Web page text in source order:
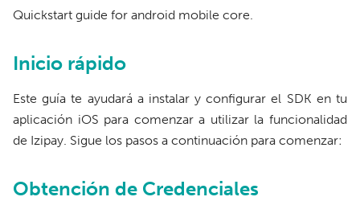
Quickstart guide for android mobile core.
Inicio rápido
Este guía te ayudará a instalar y configurar el SDK en tu
aplicación iOS para comenzar a utilizar la funcionalidad
de Izipay. Sigue los pasos a continuación para comenzar:
Obtención de Credenciales